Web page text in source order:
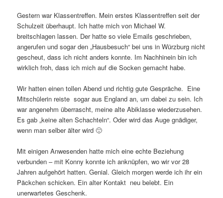
Gestern war Klassentreffen. Mein erstes Klassentreffen seit der
Schulzeit überhaupt. Ich hatte mich von Michael W.
breitschlagen lassen. Der hatte so viele Emails geschrieben,
angerufen und sogar den „Hausbesuch“ bei uns in Würzburg nicht
gescheut, dass ich nicht anders konnte. Im Nachhinein bin ich
wirklich froh, dass ich mich auf die Socken gemacht habe.
Wir hatten einen tollen Abend und richtig gute Gespräche. Eine
Mitschülerin reiste sogar aus England an, um dabei zu sein. Ich
war angenehm überrascht, meine alte Abiklasse wiederzusehen.
Es gab „keine alten Schachteln“. Oder wird das Auge gnädiger,
wenn man selber älter wird 🙂
Mit einigen Anwesenden hatte mich eine echte Beziehung
verbunden – mit Konny konnte ich anknüpfen, wo wir vor 28
Jahren aufgehört hatten. Genial. Gleich morgen werde ich ihr ein
Päckchen schicken. Ein alter Kontakt neu belebt. Ein
unerwartetes Geschenk.